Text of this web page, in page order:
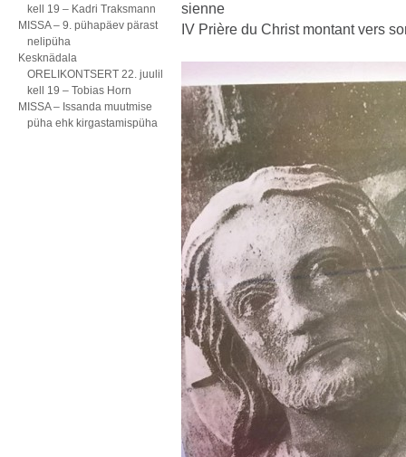
kell 19 – Kadri Traksmann
MISSA – 9. pühapäev pärast
nelipüha
Kesknädala
ORELIKONTSERT 22. juulil
kell 19 – Tobias Horn
MISSA – Issanda muutmise
püha ehk kirgastamispüha
sienne
IV Prière du Christ montant vers